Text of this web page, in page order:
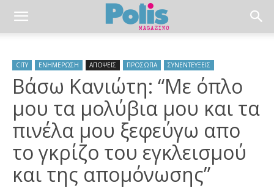
CITY ΕΝΗΜΕΡΩΣΗ ΑΠΟΨΕΙΣ ΠΡΟΣΩΠΑ ΣΥΝΕΝΤΕΥΞΕΙΣ
Βάσω Κανιώτη: “Με όπλο
μου τα μολύβια μου και τα
πινέλα μου ξεφεύγω απο
το γκρίζο του εγκλεισμού
και της απομόνωσης”